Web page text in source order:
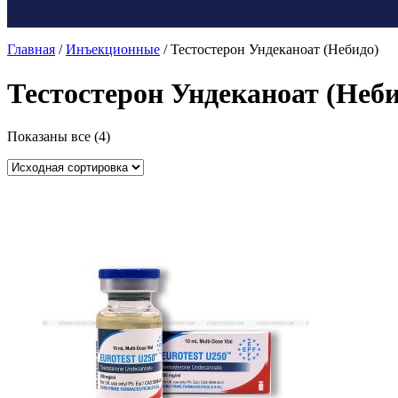
Главная /Инъекционные / Тестостерон Ундеканоат (Небидо)
Тестостерон Ундеканоат
Показаны все (4)